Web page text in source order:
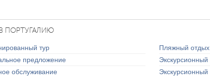
ПОРТУГАЛИЮ
тур
Пляжный отдых
предложение
Экскурсионный
обслуживание
Экскурсионный